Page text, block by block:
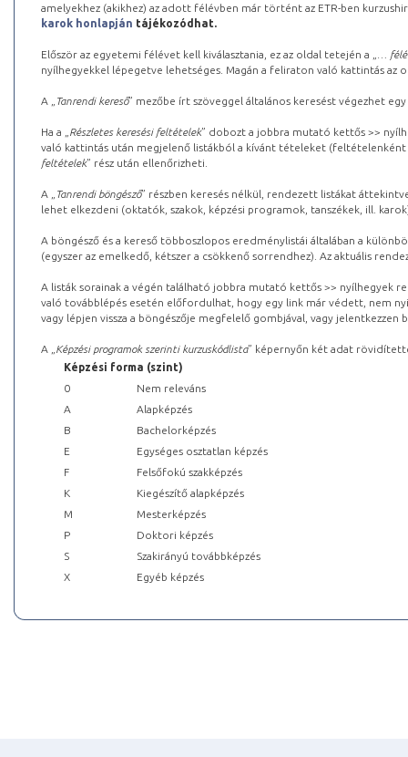
amelyekhez (akikhez) az adott félévben már történt az ETR-ben
karok honlapján tájékozódhat.
Először az egyetemi félévet kell kiválasztania, ez az oldal tetején a „
…
nyílhegyekkel lépegetve lehetséges. Magán a feliraton való kattintás az
A „ Tanrendi kereső” mezőbe írt szöveggel általános keresést végezhet
Ha a „ Részletes keresési feltételek” dobozt a jobbra mutató kettős >>
való kattintás után megjelenő listákból a kívánt tételeket (feltételenként
feltételek” rész után ellenőrizheti.
A „ Tanrendi böngésző” részben keresés nélkül, rendezett listákat
lehet elkezdeni (oktatók, szakok, képzési programok, tanszékek, ill.
A böngésző és a kereső többoszlopos eredménylistái általában a
(egyszer az emelkedő, kétszer a csökkenő sorrendhez). Az aktuális
A listák sorainak a végén található jobbra mutató kettős >> nyílhegyek
való továbblépés esetén előfordulhat, hogy egy link már védett, nem
vagy lépjen vissza a böngészője megfelelő gombjával, vagy
A „ Képzési programok szerinti kurzuskódlista” képernyőn két adat
Képzési forma (szint)
0
Nem releváns
A
Alapképzés
B
Bachelorképzés
E
Egységes osztatlan képzés
F
Felsőfokú szakképzés
K
Kiegészítő alapképzés
M
Mesterképzés
P
Doktori képzés
S
Szakirányú továbbképzés
X
Egyéb képzés